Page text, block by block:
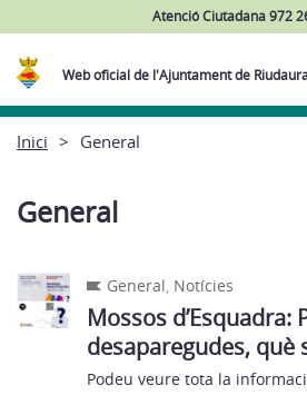
Atenció Ciutadana 972
Web oficial de l'Ajuntament de
Inici General
General
General, Notícies
Mossos d’Esquadra:
desaparegudes, què
Podeu veure tota la